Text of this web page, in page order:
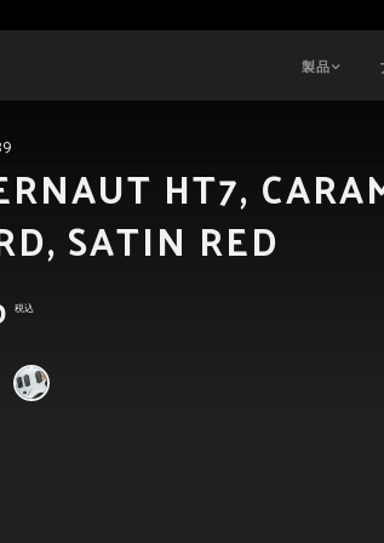
製品
HT7,
SATIN RED
税込